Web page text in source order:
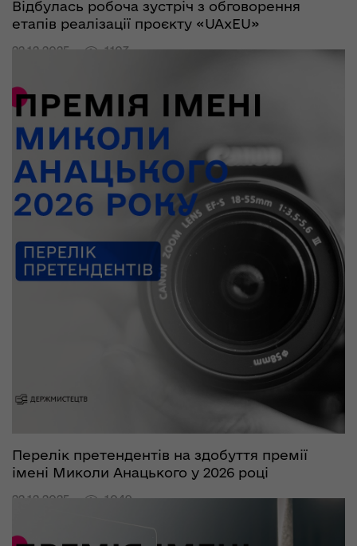
Відбулась робоча зустріч з обговорення
етапів реалізації проєкту «UAxEU»
22.12.2025 1103
Перелік претендентів на здобуття премії
імені Миколи Анацького у 2026 році
22.12.2025 1049